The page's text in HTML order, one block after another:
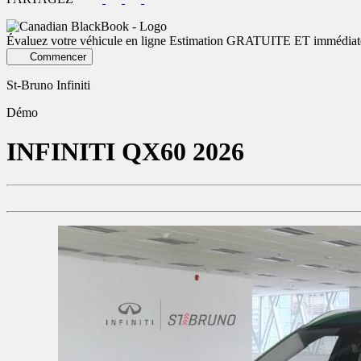
Évaluez votre véhicule en ligne Estimation GRATUITE ET
Commencer
St-Bruno Infiniti
Démo
INFINITI QX60 2026